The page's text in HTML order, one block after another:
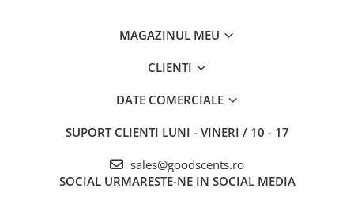
MAGAZINUL MEU
CLIENTI
DATE COMERCIALE
SUPORT CLIENTI LUNI - VINERI / 10 - 17
sales@goodscents.ro
SOCIAL URMARESTE-NE IN SOCIAL MEDIA